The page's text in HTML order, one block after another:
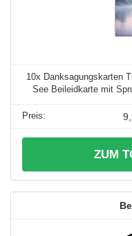
10x Danksagungskarten
See Beileidkarte mit
ZUM